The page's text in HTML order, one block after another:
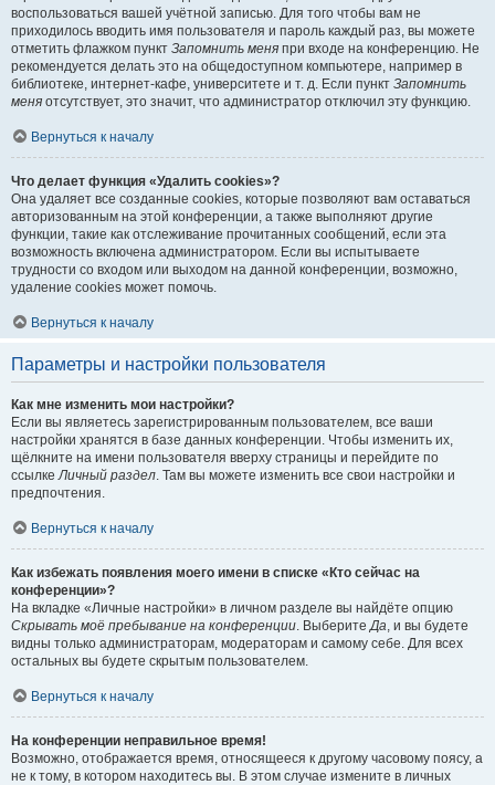
воспользоваться вашей учётной записью. Для того чтобы вам не
приходилось вводить имя пользователя и пароль каждый раз, вы можете
отметить флажком пункт Запомнить меня при входе на конференцию. Не
рекомендуется делать это на общедоступном компьютере, например в
библиотеке, интернет-кафе, университете и т. д. Если пункт Запомнить
меня отсутствует, это значит, что администратор отключил эту функцию.
Вернуться к началу
Что делает функция «Удалить cookies»?
Она удаляет все созданные cookies, которые позволяют вам оставаться
авторизованным на этой конференции, а также выполняют другие
функции, такие как отслеживание прочитанных сообщений, если эта
возможность включена администратором. Если вы испытываете
трудности со входом или выходом на данной конференции, возможно,
удаление cookies может помочь.
Вернуться к началу
Параметры и настройки пользователя
Как мне изменить мои настройки?
Если вы являетесь зарегистрированным пользователем, все ваши
настройки хранятся в базе данных конференции. Чтобы изменить их,
щёлкните на имени пользователя вверху страницы и перейдите по
ссылкеЛичный раздел. Там вы можете изменить все свои настройки и
предпочтения.
Вернуться к началу
Как избежать появления моего имени в списке «Кто сейчас на
конференции»?
На вкладке «Личные настройки» в личном разделе вы найдёте опцию
Скрывать моё пребывание на конференции. ВыберитеДа, и вы будете
видны только администраторам, модераторам и самому себе. Для всех
остальных вы будете скрытым пользователем.
Вернуться к началу
На конференции неправильное время!
Возможно, отображается время, относящееся к другому часовому поясу, а
не к тому, в котором находитесь вы. В этом случае измените в личных